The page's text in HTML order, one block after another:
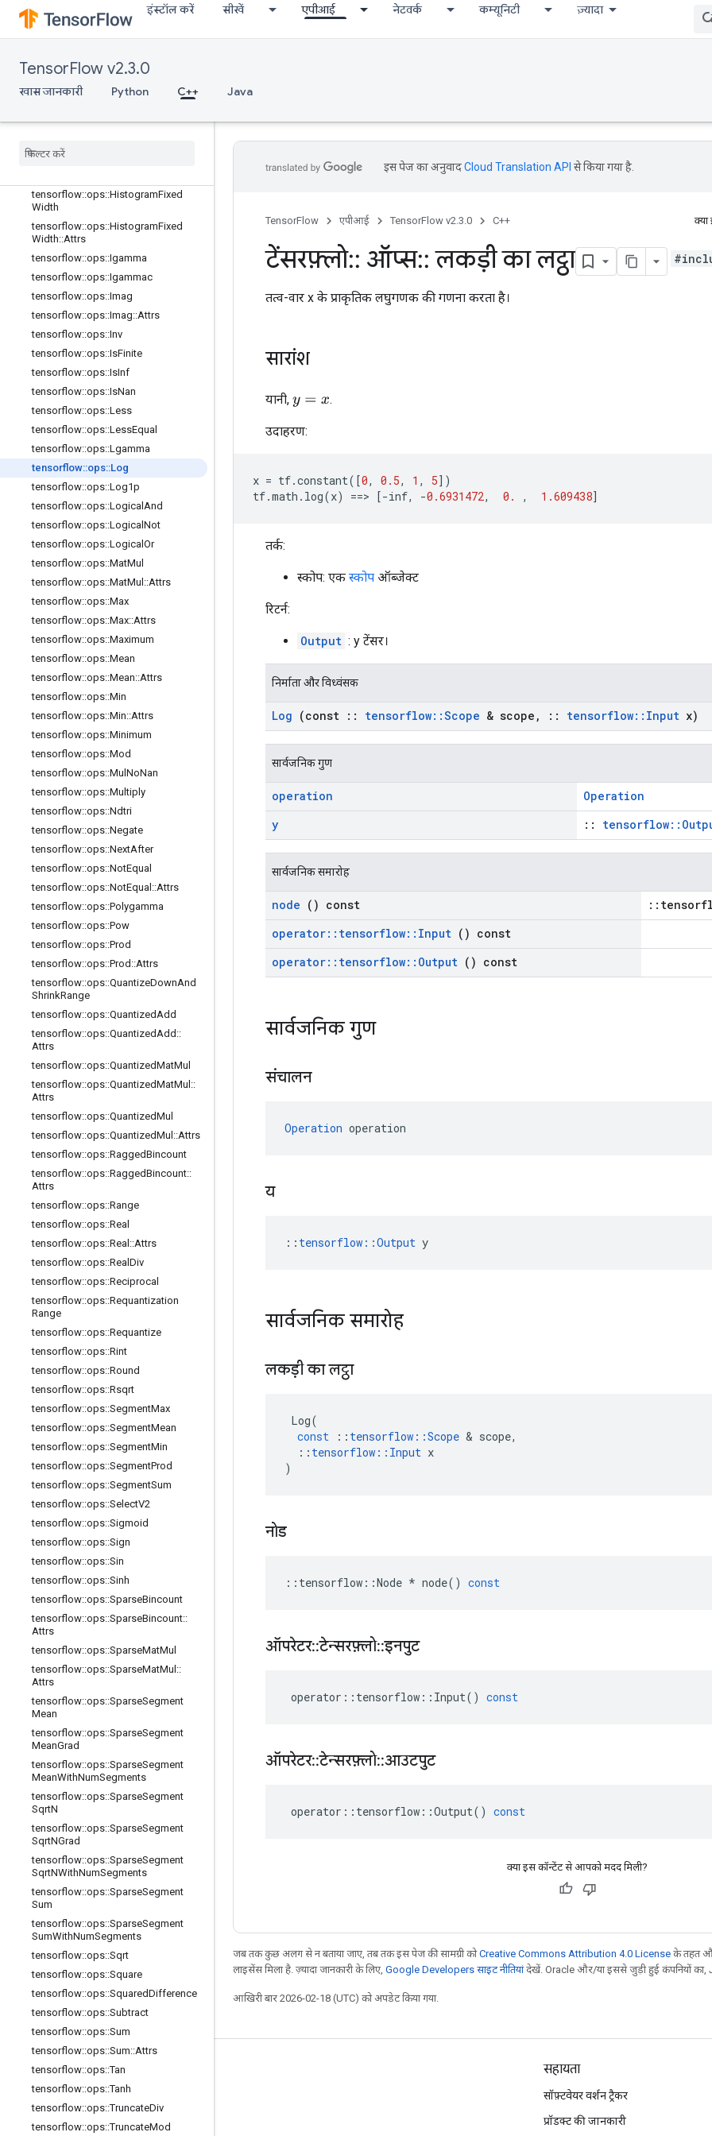
इंस्टॉल करें सीखें एपीआई नेटवर्क कम्यूनिटी ज़्यादा
TensorFlow v2.3.0
खास जानकारी Python C++ Java
tensorflow::ops::EuclideanNorm
tensorflow::ops::EuclideanNorm::Attr
s
tensorflow::ops::Exp
tensorflow::ops::Floor
tensorflow
tensorflow::ops::HistogramFixed
Width
tensorflow::ops::HistogramFixed
Width::Attrs
tensorflow::ops::Igamma
tensorflow::ops::Igammac
tensorflow::ops::Imag
tensorflow::ops::Imag::Attrs
tensorflow::ops::Inv
tensorflow::ops::IsFinite
tensorflow::ops::IsInf
tensorflow::ops::IsNan
tensorflow::ops::Less
tensorflow::ops::LessEqual
tensorflow::ops::Lgamma
tensorflow::ops::Log
tensorflow::ops::Log1p
tensorflow::ops::Logical And
tensorflow::ops::Logical Not
tensorflow::ops::Logical Or
tensorflow::ops::MatMul
tensorflow::ops::MatMul ::Attrs
tensorflow::ops::Max
tensorflow::ops::Max::Attrs
tensorflow::ops::Maximum
tensorflow::ops::Mean
tensorflow::ops::Mean::Attrs
tensorflow::ops::Min
tensorflow::ops::Min::Attrs
tensorflow::ops::Minimum
tensorflow::ops::Mod
tensorflow::ops::Mul NoNan
tensorflow::ops::Multiply
tensorflow::ops::Ndtri
tensorflow::ops::Negate
tensorflow::ops::NextAfter
tensorflow::ops::NotEqual
tensorflow::ops::NotEqual ::Attrs
tensorflow::ops::Polygamma
tensorflow::ops::Pow
tensorflow::ops::Prod
tensorflow::ops::Prod ::Attrs
tensorflow::ops::QuantizeDownAnd
ShrinkRange
tensorflow::ops::QuantizedAdd
tensorflow::ops::QuantizedAdd ::
Attrs
tensorflow::ops::QuantizedMatMul
tensorflow::ops::QuantizedMatMul ::
Attrs
tensorflow::ops::QuantizedMul
tensorflow::ops::QuantizedMul ::Attrs
tensorflow::ops::RaggedBincount
tensorflow::ops::RaggedBincount::
Attrs
tensorflow::ops::Range
tensorflow::ops::Real
tensorflow::ops::Real ::Attrs
tensorflow::ops::Real Div
tensorflow::ops::Reciprocal
tensorflow::ops::Requantization
Range
tensorflow::ops::Requantize
tensorflow::ops::Rint
tensorflow::ops::Round
tensorflow::ops::Rsqrt
tensorflow::ops::SegmentMax
tensorflow::ops::SegmentMean
tensorflow::ops::SegmentMin
tensorflow::ops::SegmentProd
tensorflow::ops::SegmentSum
tensorflow::ops::SelectV2
tensorflow::ops::Sigmoid
tensorflow::ops::Sign
tensorflow::ops::Sin
tensorflow::ops::Sinh
tensorflow::ops::SparseBincount
tensorflow::ops::SparseBincount::
Attrs
tensorflow::ops::SparseMatMul
tensorflow::ops::SparseMatMul ::
Attrs
tensorflow::ops::SparseSegment
Mean
tensorflow::ops::SparseSegment
MeanGrad
tensorflow::ops::SparseSegment
MeanWithNumSegments
tensorflow::ops::SparseSegment
SqrtN
tensorflow::ops::SparseSegment
SqrtNGrad
tensorflow::ops::SparseSegment
SqrtNWithNumSegments
tensorflow::ops::SparseSegment
Sum
tensorflow::ops::SparseSegment
SumWithNumSegments
tensorflow::ops::Sqrt
tensorflow::ops::Square
tensorflow::ops::SquaredDifference
tensorflow::ops::Subtract
tensorflow::ops::Sum
tensorflow::ops::Sum::Attrs
tensorflow::ops::Tan
tensorflow::ops::Tanh
tensorflow::ops::TruncateDiv
tensorflow::ops::TruncateMod
इस पेज का अनुवादCloud Translation API से किया गया है.
TensorFlow एपीआई TensorFlow v2.3.0 C++
टेंसरफ़्लो:: ऑप्स:: लकड़ी का लट्ठा
तत्व-वार x के प्राकृतिक लघुगणक की गणना करता है।
सारांश
यानी, y=x .
उदाहरण:
x = tf.constant([0, 0.5, 1 , 5])
tf.math . log(x) ==> [-inf, -0.6931472, 0. , 1.609438]
तर्क:
स्कोप: एक स्कोप ऑब्जेक्ट
रिटर्न:
Output : y टेंसर।
निर्माता और विध्वंसक
Log (const :: tensorflow::Scope & scope , :: tensorflow:: Input x)
सार्वजनिक गुण
operation
Operation
y
::
सार्वजनिक समारोह
node () const
operator:: tensorflow:: Input () const
operator:: tensorflow:: Output () const
सार्वजनिक गुण
संचालन
Operation operation
य
:: tensorflow::Output y
सार्वजनिक समारोह
लकड़ी का लट्ठा
Log(
const
:: tensorflow ::Scope & scope,
:: tensorflow :: Input x
)
नोड
:: tensorflow ::Node * node() const
ऑपरेटर::टेन्सरफ़्लो::इनपुट
operator :: tensorflow :: Input() const
ऑपरेटर::टेन्सरफ़्लो::आउटपुट
operator :: tensorflow ::Output() const
क्या इस कॉन्टेंट से आपको मदद मिली?
जब तक कुछ अलग से न बताया जाए, तब तक इस पेज की सामग्री कोCreative Commons Attribution 4.0 License के तहत
लाइसेंस मिला है. ज़्यादा जानकारी के लिए, Google Developers साइट नीतियांदेखें. Oracle और/या इससे जुड़ी हुई कंपनियों का,
आखिरी बार 2026-02-18 (UTC) को अपडेट किया गया.
जुड़े रहें
ब्लॉग
फ़ोरम
सहायता
सॉफ़्टवेयर वर्शन ट्रैकर
प्रॉडक्ट की जानकारी